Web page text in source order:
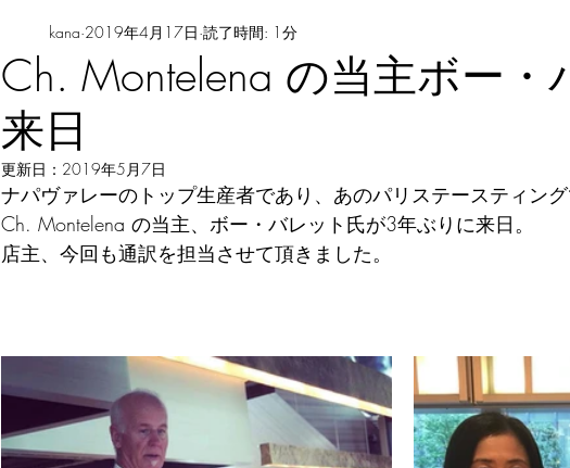
Ch. Montelena の当主ボー・
来日
kana 2019年4月17日 読了時間: 1分
更新日： 2019年5月7日
ナパヴァレーのトップ生産者であり、あのパリステースティング
Ch. Montelena の当主、ボー・バレット氏が3年ぶりに来日。
店主、今回も通訳を担当させて頂きました。